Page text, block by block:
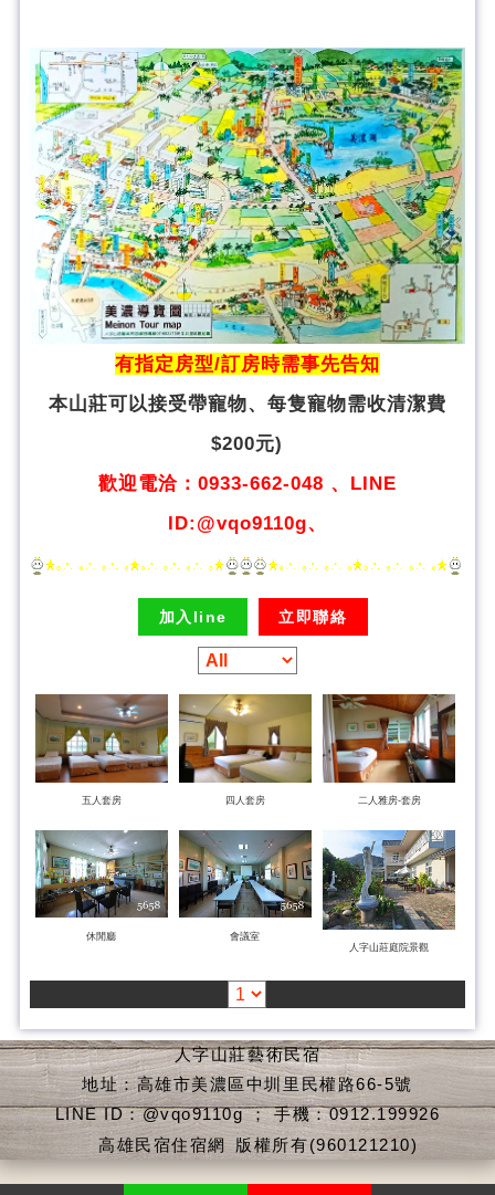
有指定房型/訂房時需事先告知
本山莊可以接受帶寵物、 每隻寵物需收清潔費
$200元)
歡迎電洽：0933-662-048 、LINE
ID:@vqo9110g、
加入line 立即聯絡
五人套房 四人套房 二人雅房-套房
休閒廳
會議室
人字山莊庭院景觀
人字山莊藝術民宿
地址：高雄市美濃區中圳里民權路66-5號
LINE ID：@vqo9110g ； 手機：0912.199926
高雄民宿住宿網 版權所有(960121210)